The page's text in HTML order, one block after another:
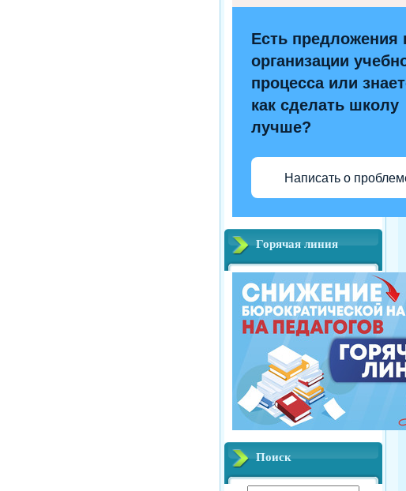
Есть предложения
организации
процесса или
как сделать школу
лучше?
Написать о
Горячая линия
Поиск